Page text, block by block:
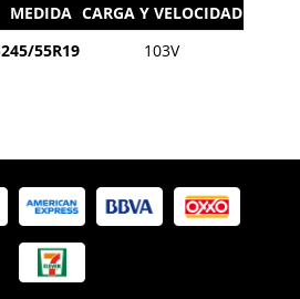
MEDIDA CARGA Y VELOCIDAD
245/55R19 103V